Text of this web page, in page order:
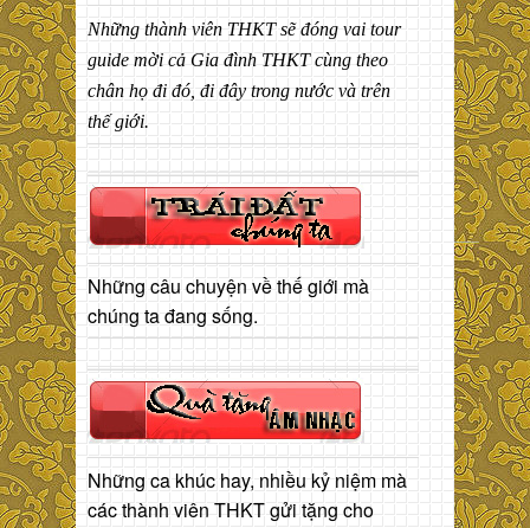
Những thành viên THKT sẽ đóng vai tour
guide mời cả Gia đình THKT cùng theo
chân họ đi đó, đi đây trong nước và trên
thế giới.
Những câu chuyện về thế giới mà
chúng ta đang sống.
Những ca khúc hay, nhiều kỷ niệm mà
các thành viên THKT gửi tặng cho